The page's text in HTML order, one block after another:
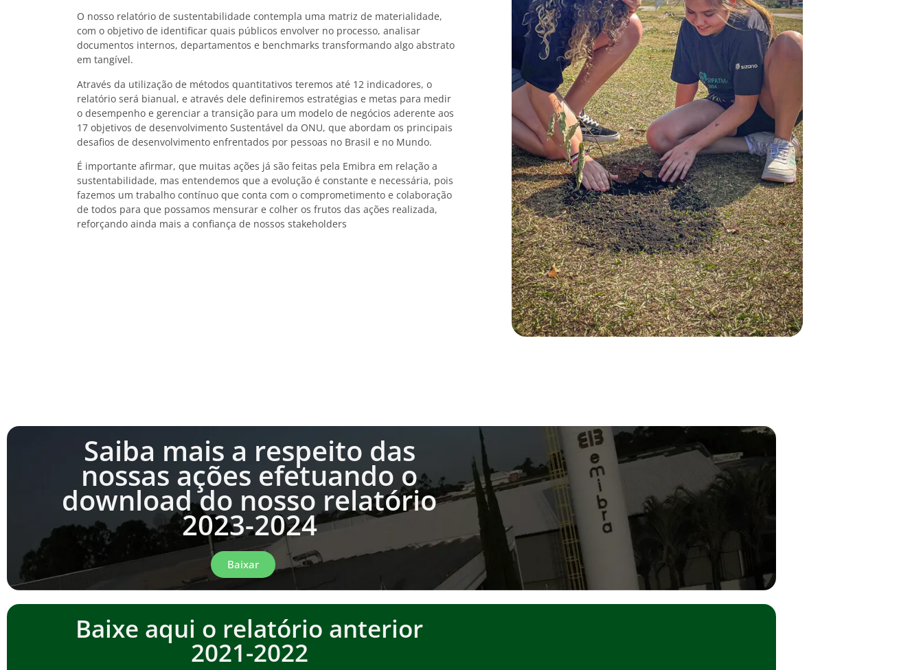
O nosso relatório de sustentabilidade contempla uma matriz de materialidade,
com o objetivo de identificar quais públicos envolver no processo, analisar
documentos internos, departamentos e benchmarks transformando algo abstrato
em tangível.
Através da utilização de métodos quantitativos teremos até 12 indicadores, o
relatório será bianual, e através dele definiremos estratégias e metas para medir
o desempenho e gerenciar a transição para um modelo de negócios aderente aos
17 objetivos de desenvolvimento Sustentável da ONU, que abordam os principais
desafios de desenvolvimento enfrentados por pessoas no Brasil e no Mundo.
É importante afirmar, que muitas ações já são feitas pela Emibra em relação a
sustentabilidade, mas entendemos que a evolução é constante e necessária, pois
fazemos um trabalho contínuo que conta com o comprometimento e colaboração
de todos para que possamos mensurar e colher os frutos das ações realizada,
reforçando ainda mais a confiança de nossos stakeholders
Saiba mais a respeito das
nossas ações efetuando o
download do nosso relatório
2023-2024
Baixar
Baixe aqui o relatório anterior
2021-2022